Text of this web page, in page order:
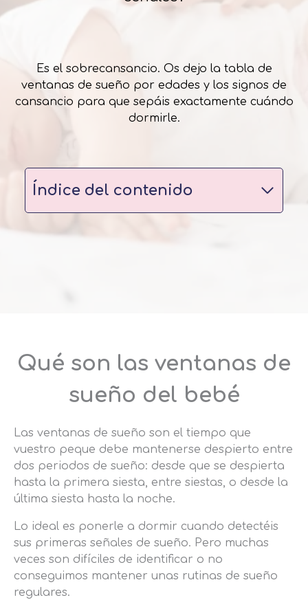
Es el sobrecansancio. Os dejo la tabla de
ventanas de sueño por edades y los signos de
cansancio para que sepáis exactamente cuándo
dormirle.
Índice del contenido
Qué son las ventanas de
sueño del bebé
Las ventanas de sueño son el tiempo que
vuestro peque debe mantenerse despierto entre
dos periodos de sueño: desde que se despierta
hasta la primera siesta, entre siestas, o desde la
última siesta hasta la noche.
Lo ideal es ponerle a dormir cuando detectéis
sus primeras señales de sueño. Pero muchas
veces son difíciles de identificar o no
conseguimos mantener unas rutinas de sueño
regulares.